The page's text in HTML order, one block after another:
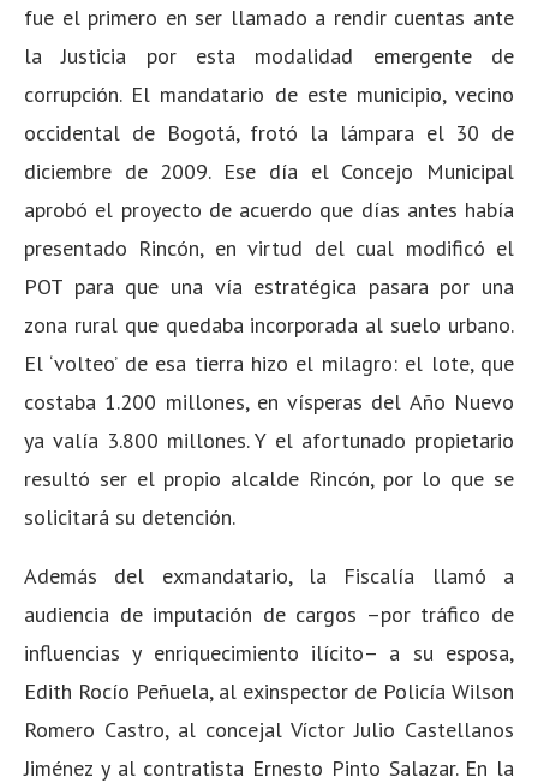
fue el primero en ser llamado a rendir cuentas ante
la Justicia por esta modalidad emergente de
corrupción. El mandatario de este municipio, vecino
occidental de Bogotá, frotó la lámpara el 30 de
diciembre de 2009. Ese día el Concejo Municipal
aprobó el proyecto de acuerdo que días antes había
presentado Rincón, en virtud del cual modificó el
POT para que una vía estratégica pasara por una
zona rural que quedaba incorporada al suelo urbano.
El ‘volteo’ de esa tierra hizo el milagro: el lote, que
costaba 1.200 millones, en vísperas del Año Nuevo
ya valía 3.800 millones. Y el afortunado propietario
resultó ser el propio alcalde Rincón, por lo que se
solicitará su detención.
Además del exmandatario, la Fiscalía llamó a
audiencia de imputación de cargos –por tráfico de
influencias y enriquecimiento ilícito– a su esposa,
Edith Rocío Peñuela, al exinspector de Policía Wilson
Romero Castro, al concejal Víctor Julio Castellanos
Jiménez y al contratista Ernesto Pinto Salazar. En la